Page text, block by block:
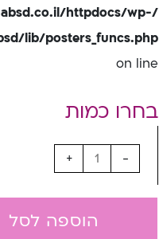
httpdocs/wp-
lib/posters_funcs.php
on line
-
+
הוספה לסל